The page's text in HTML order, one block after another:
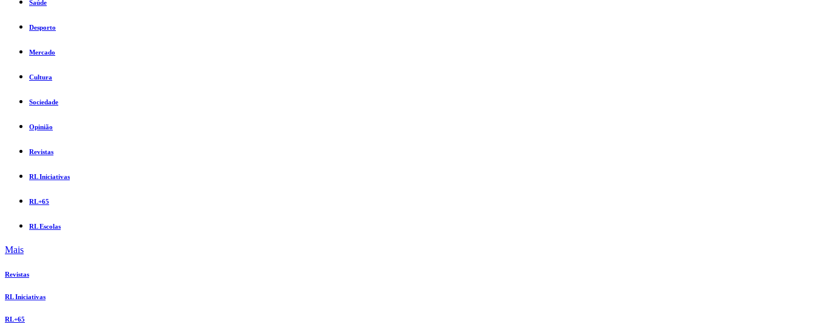
Saúde
Desporto
Mercado
Cultura
Sociedade
Opinião
Revistas
RL Iniciativas
RL+65
RL Escolas
Mais
Revistas
RL Iniciativas
RL+65